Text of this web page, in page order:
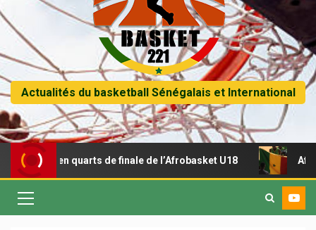
Actualités du basketball Sénégalais et International
en quarts de finale de l’Afrobasket U18 Afrobasket